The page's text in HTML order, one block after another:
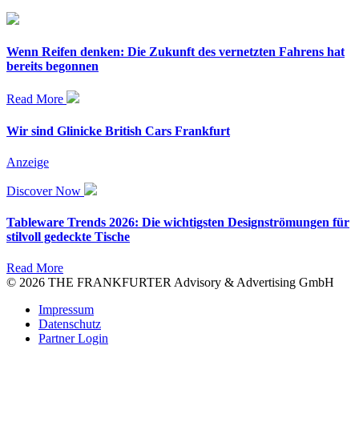
Wenn Reifen denken: Die Zukunft des vernetzten Fahrens hat
bereits begonnen
Read More
Wir sind Glinicke British Cars Frankfurt
Anzeige
Discover Now
Tableware Trends 2026: Die wichtigsten Designströmungen für
stilvoll gedeckte Tische
Read More
© 2026 THE FRANKFURTER Advisory & Advertising GmbH
Impressum
Datenschutz
Partner Login